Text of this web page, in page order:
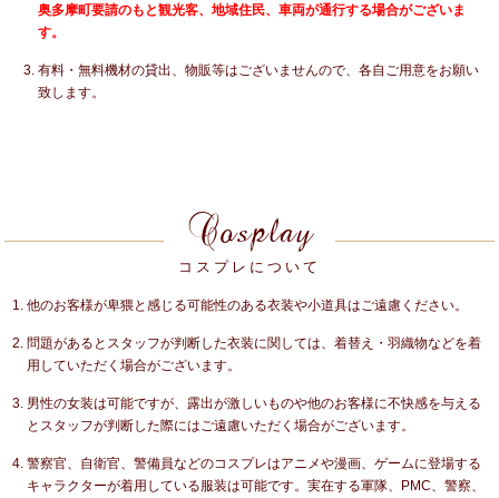
奥多摩町要請のもと観光客、地域住民、車両が通行する場合がございま
す。
有料・無料機材の貸出、物販等はございませんので、各自ご用意をお願い
致します。
Cosplay
コスプレについて
他のお客様が卑猥と感じる可能性のある衣装や小道具はご遠慮ください。
問題があるとスタッフが判断した衣装に関しては、着替え・羽織物などを着
用していただく場合がございます。
男性の女装は可能ですが、露出が激しいものや他のお客様に不快感を与える
とスタッフが判断した際にはご遠慮いただく場合がございます。
警察官、自衛官、警備員などのコスプレはアニメや漫画、ゲームに登場する
キャラクターが着用している服装は可能です。実在する軍隊、PMC、警察、